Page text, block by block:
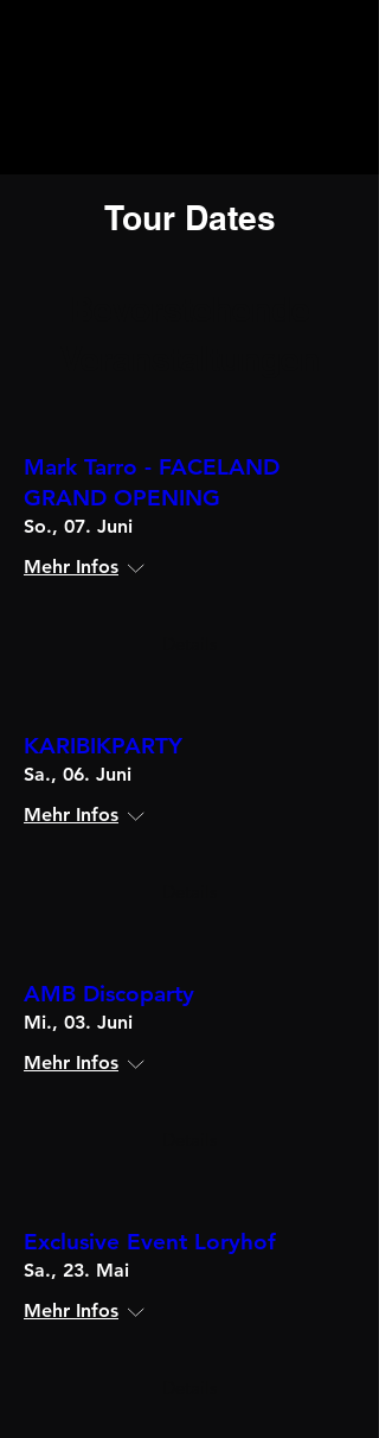
Tour Dates
Mark Tarro - FACELAND
GRAND OPENING
So., 07. Juni
Mehr Infos
KARIBIKPARTY
Sa., 06. Juni
Mehr Infos
AMB Discoparty
Mi., 03. Juni
Mehr Infos
Exclusive Event Loryhof
Sa., 23. Mai
Mehr Infos